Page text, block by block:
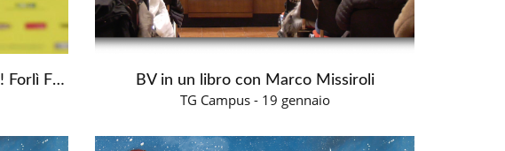
Conferenza stampa Meet the Docs! Forlì Film Fest 2023 BV in un libro con Marco Missiroli
TG Campus - 19 gennaio